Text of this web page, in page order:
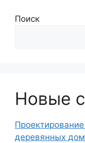
Поиск
Новые
деревянных